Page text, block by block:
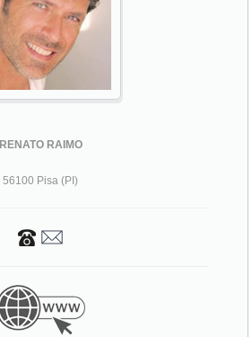
RENATO RAIMO
56100 Pisa (PI)